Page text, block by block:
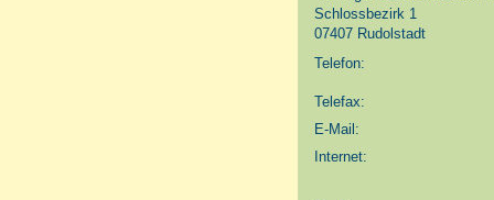
Schlossbezirk 1
07407 Rudolstadt
Telefon:
Telefax:
E-Mail:
Internet: